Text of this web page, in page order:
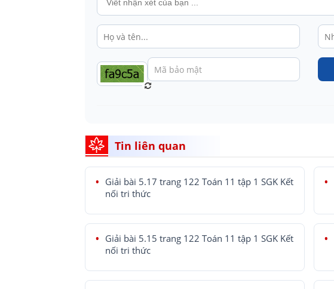
Tin liên quan
Giải bài 5.17 trang 122 Toán 11 tập 1 SGK Kết
nối tri thức
Giải bài 5.15 trang 122 Toán 11 tập 1 SGK Kết
nối tri thức